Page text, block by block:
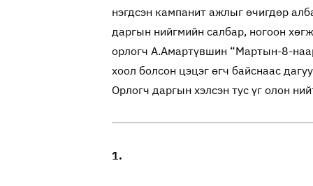
нэгдсэн кампанит ажлыг өчигдөр
даргын нийгмийн салбар, ногоон
орлогч А.Амартүвшин “Мартын-8-
хоол болсон цэцэг өгч байснаас
Орлогч даргын хэлсэн тус үг олон
1.